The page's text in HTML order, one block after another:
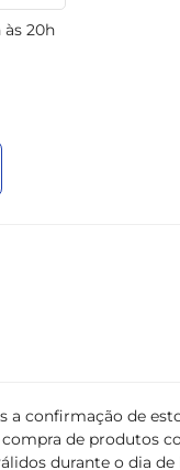
às 20h
a confirmação de
de produtos
durante o dia